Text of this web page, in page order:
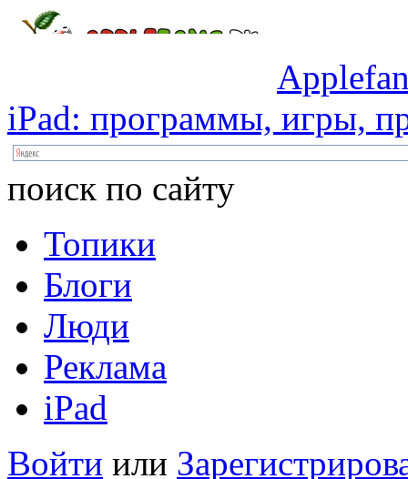
iPad: программы, игры,
поиск по сайту
Топики
Блоги
Люди
Реклама
iPad
Войти или